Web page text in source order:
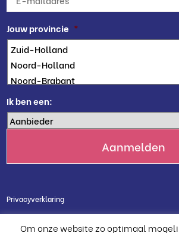
mailadres *
Jouw provincie *
Ik ben een:
Privacyverklaring
Cookie verklaring
Om onze website zo optimaal